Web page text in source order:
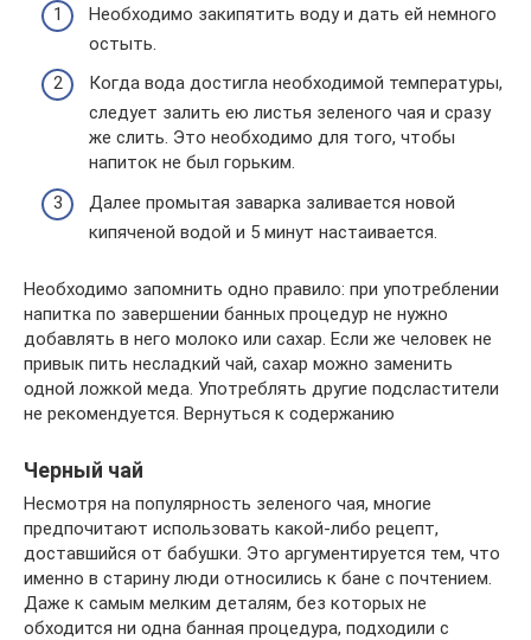
Необходимо закипятить воду и дать ей немного
остыть.
Когда вода достигла необходимой температуры,
следует залить ею листья зеленого чая и сразу
же слить. Это необходимо для того, чтобы
напиток не был горьким.
Далее промытая заварка заливается новой
кипяченой водой и 5 минут настаивается.
Необходимо запомнить одно правило: при употреблении
напитка по завершении банных процедур не нужно
добавлять в него молоко или сахар. Если же человек не
привык пить несладкий чай, сахар можно заменить
одной ложкой меда. Употреблять другие подсластители
не рекомендуется. Вернуться к содержанию
Черный чай
Несмотря на популярность зеленого чая, многие
предпочитают использовать какой-либо рецепт,
доставшийся от бабушки. Это аргументируется тем, что
именно в старину люди относились к бане с почтением.
Даже к самым мелким деталям, без которых не
обходится ни одна банная процедура, подходили с